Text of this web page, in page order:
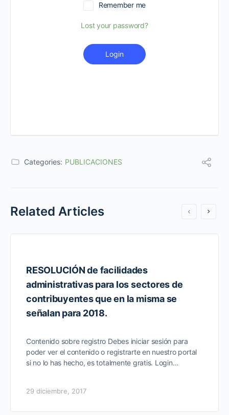
Remember me
Lost your password?
Login
Categories: PUBLICACIONES
Related Articles
RESOLUCIÓN de facilidades
administrativas para los sectores de
contribuyentes que en la misma se
señalan para 2018.
Contenido sobre registro Debes iniciar sesión para
poder ver el contenido o registrarte en nuestro portal
si no lo has hecho, es totalmente gratis. Login…
29 diciembre, 2017